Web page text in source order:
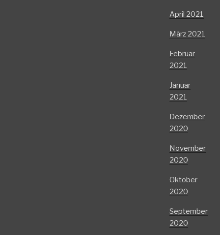
April 2021
März 2021
Februar
2021
Januar
2021
Dezember
2020
November
2020
Oktober
2020
September
2020